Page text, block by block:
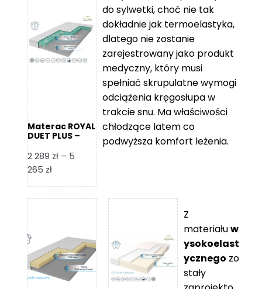
do
2
109 zł
360 zł
5
365 zł
Materac ROYAL
DUET PLUS –
2 289 zł – 5
265 złZakres
od
do
5
265 zł
do sylwetki, choć nie tak
dokładnie jak termoelastyka,
dlatego nie zostanie
zarejestrowany jako produkt
medyczny, który musi
spełniać skrupulatne wymogi
odciążenia kręgosłupa w
trakcie snu. Ma właściwości
chłodzące latem co
podwyższa komfort leżenia.
Z
materiałuw
ysokoelast
ycznego zo
stały